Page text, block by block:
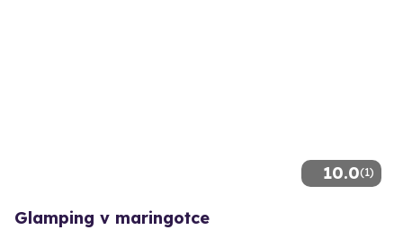
10.0(1)
Glamping v maringotce